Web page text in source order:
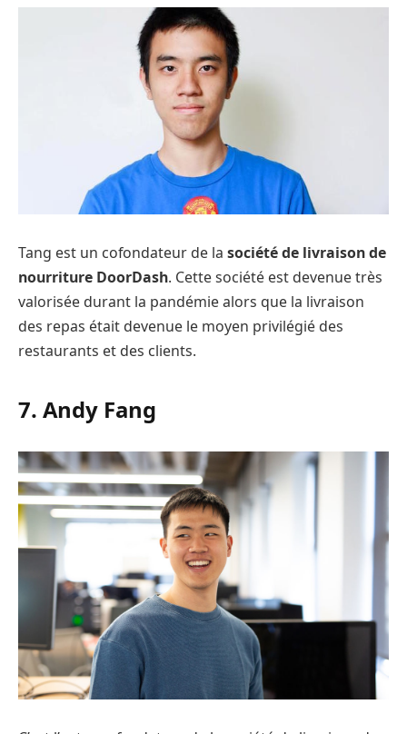
Tang est un cofondateur de la société de livraison de
nourriture DoorDash. Cette société est devenue très
valorisée durant la pandémie alors que la livraison
des repas était devenue le moyen privilégié des
restaurants et des clients.
7. Andy Fang